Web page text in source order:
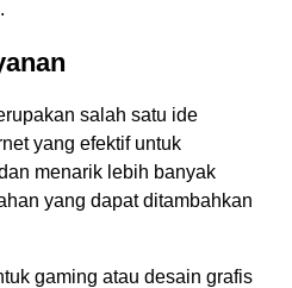
salah satu ide
yang efektif untuk
menarik lebih banyak
yang dapat ditambahkan
gaming atau desain grafis